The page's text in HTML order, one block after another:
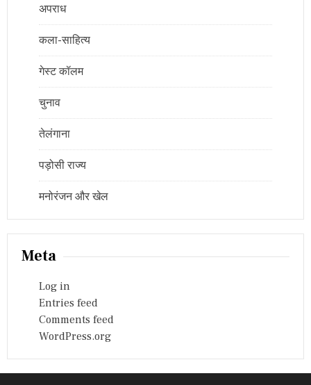
अपराध
कला-साहित्य
गेस्ट कॉलम
चुनाव
तेलंगाना
पड़ोसी राज्य
मनोरंजन और खेल
Meta
Log in
Entries feed
Comments feed
WordPress.org